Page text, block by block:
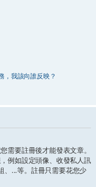
，我該向誰反映？
需要註冊後才能發表文章。
例如設定頭像、收發私人訊
、...等。註冊只需要花您少